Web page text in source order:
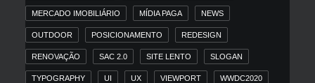
MERCADO IMOBILIÁRIO MÍDIA PAGA NEWS
OUTDOOR POSICIONAMENTO REDESIGN
RENOVAÇÃO SAC 2.0 SITE LENTO SLOGAN
TYPOGRAPHY UI UX VIEWPORT WWDC2020